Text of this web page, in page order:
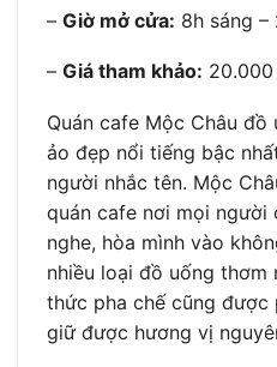
– Giờ mở cửa: 8h sáng
– Giá tham khảo:
Quán cafe Mộc Châu
ảo đẹp nổi tiếng bậc
người nhắc tên. Mộc
quán cafe nơi mọi người
nghe, hòa mình vào
nhiều loại đồ uống thơm
thức pha chế cũng được
giữ được hương vị